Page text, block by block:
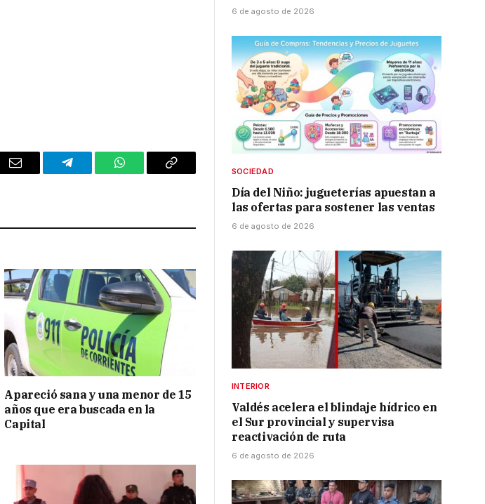
Email Telegram WhatsAppCopy
Apareció sana y una menor de 15
años que era buscada en la
Capital
6 de agosto de 2026
SOCIEDAD
Día del Niño: jugueterías apuestan a
las ofertas para sostener las ventas
6 de agosto de 2026
INTERIOR
Valdés acelera el blindaje hídrico en
el Sur provincial y supervisa
reactivación de ruta
6 de agosto de 2026